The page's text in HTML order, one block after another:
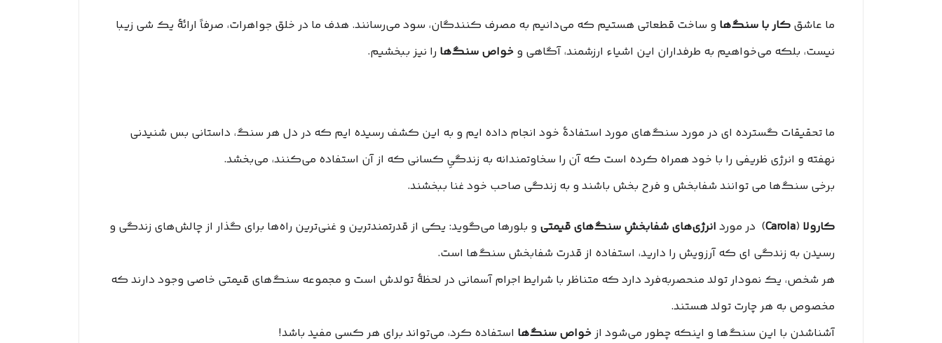
ما عاشق کار با سنگ‌ها و ساخت قطعاتی هستیم که می‌دانیم به مصرف کنندگان، سود می‌رسانند. هدف ما در خلق جواهرات، صرفاً ارائۀ یک شی زیبا
نیست، بلکه می‌خواهیم به طرفداران این اشیاء ارزشمند، آگاهی و خواص سنگ‌ها را نیز ببخشیم.
ما تحقیقات گسترده ­ای در مورد سنگ‌های مورد استفادۀ خود انجام داده‌ ایم و به این کشف رسیده ‌ایم که در دل هر سنگ، داستانی بس شنیدنی
نهفته و انرژی ظریفی را با خود همراه کرده است که آن را سخاوتمندانه به زندگیِ کسانی که از آن استفاده می‌کنند، می‌بخشد.
برخی سنگ‌ها می ­توانند شفابخش و فرح‌ بخش باشند و به زندگی صاحب خود غنا ببخشند.
کارولا (
Carola) در مورد انرژی‌های شفابخشِ سنگ‌های قیمتی و بلورها می‌گوید: یکی از قدرتمند‌ترین و غنی‌ترین راه‌ها برای گذار از چالش‌های زندگی و
رسیدن به زندگی ‌ای که آرزویش را دارید، استفاده از قدرت شفابخش سنگ‌ها است.
هر شخص، یک نمودار تولد منحصربه‌فرد دارد که متناظر با شرایط اجرام آسمانی در لحظۀ تولدش است و مجموعه سنگ‌های قیمتی خاصی وجود دارند که
مخصوص به هر چارت تولد هستند.
آشناشدن با این سنگ‌ها و اینکه چطور می‌شود ازخواص سنگ‌ها استفاده کرد، می‌تواند برای هر کسی مفید باشد!